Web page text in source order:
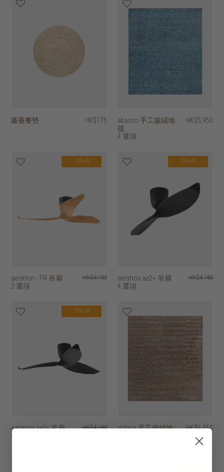
藤蔓餐墊 HK$175
abasco 手工簇絨地
毯
4 選項
HK$5,950
12% off
aeratron - FR 吊扇
2 選項
HK$4,180
12% off
aeratron ae2+ 吊扇
4 選項
HK$4,180
12% off
aeratron ae3+ 吊扇
4 選項
HK$4,180
aldana 手工簇絨地
HK$6,450